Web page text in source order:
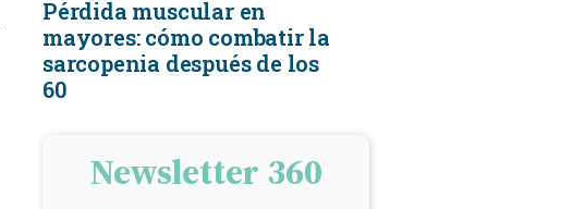
Pérdida muscular en
mayores: cómo combatir la
sarcopenia después de los
60
Newsletter 360